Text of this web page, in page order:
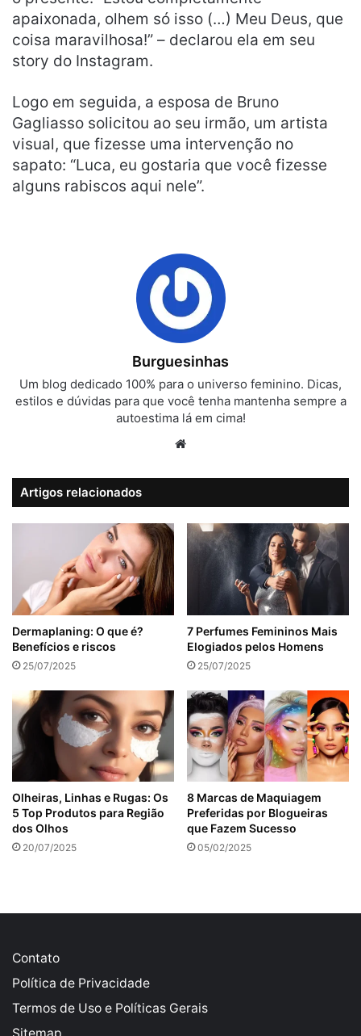
apaixonada, olhem só isso (…) Meu Deus, que
coisa maravilhosa!” – declarou ela em seu
story do Instagram.
Logo em seguida, a esposa de Bruno
Gagliasso solicitou ao seu irmão, um artista
visual, que fizesse uma intervenção no
sapato: “Luca, eu gostaria que você fizesse
alguns rabiscos aqui nele”.
Burguesinhas
Um blog dedicado 100% para o universo feminino. Dicas,
estilos e dúvidas para que você tenha mantenha sempre a
autoestima lá em cima!
Artigos relacionados
Dermaplaning: O que é?
Benefícios e riscos
25/07/2025
7 Perfumes Femininos Mais
Elogiados pelos Homens
25/07/2025
Olheiras, Linhas e Rugas: Os
5 Top Produtos para Região
dos Olhos
20/07/2025
8 Marcas de Maquiagem
Preferidas por Blogueiras
que Fazem Sucesso
05/02/2025
Contato
Política de Privacidade
Termos de Uso e Políticas Gerais